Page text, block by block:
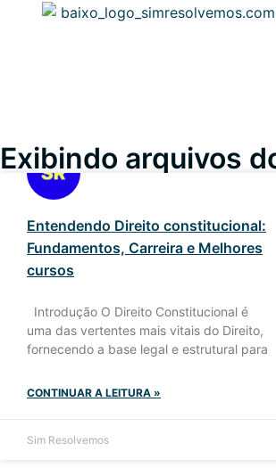
Exibindo arquivos
Entendendo Direito constitucional:
Fundamentos, Carreira e Melhores
cursos
Introdução O Direito Constitucional é
uma das vertentes mais vitais do Direito,
fornecendo a base legal e estrutural para
CONTINUAR A LEITURA »
Sim Resolvemos